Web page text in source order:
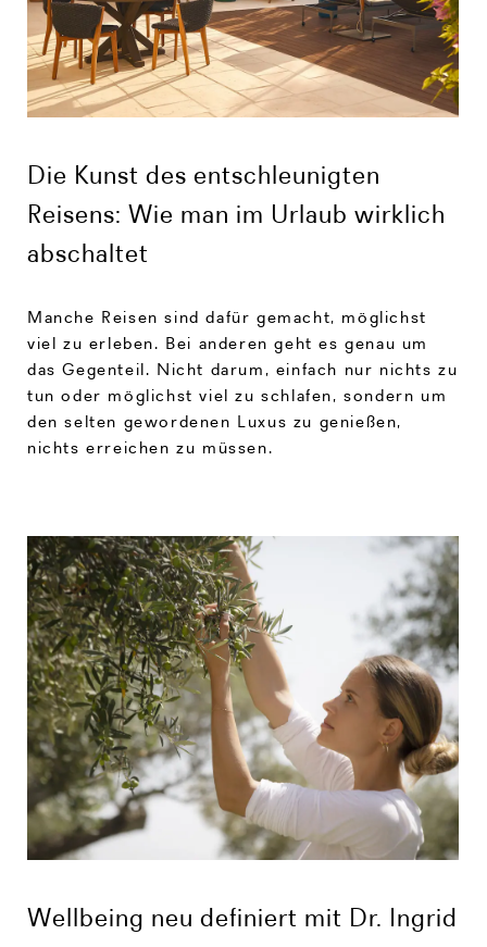
Die Kunst des entschleunigten
Reisens: Wie man im Urlaub wirklich
abschaltet
Manche Reisen sind dafür gemacht, möglichst
viel zu erleben. Bei anderen geht es genau um
das Gegenteil. Nicht darum, einfach nur nichts zu
tun oder möglichst viel zu schlafen, sondern um
den selten gewordenen Luxus zu genießen,
nichts erreichen zu müssen.
Wellbeing neu definiert mit Dr. Ingrid